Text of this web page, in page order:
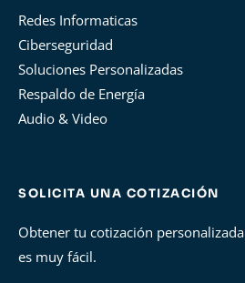
Redes Informaticas
Ciberseguridad
Soluciones Personalizadas
Respaldo de Energía
Audio & Video
SOLICITA UNA COTIZACIÓN
Obtener tu cotización personalizada
es muy fácil.